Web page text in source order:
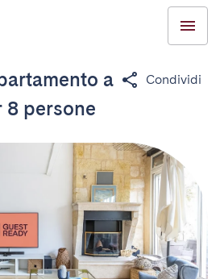
a
8 persone
Condividi